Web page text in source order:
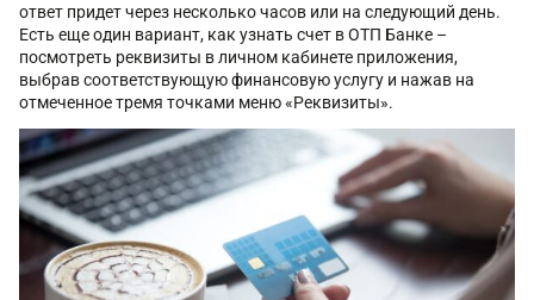
ответ придет через несколько часов или на следующий день.
Есть еще один вариант, как узнать счет в ОТП Банке –
посмотреть реквизиты в личном кабинете приложения,
выбрав соответствующую финансовую услугу и нажав на
отмеченное тремя точками меню «Реквизиты».